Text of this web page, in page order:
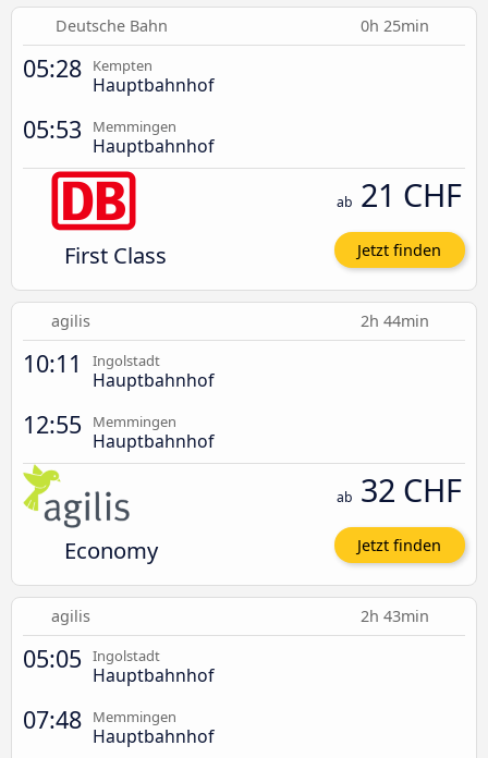
Deutsche Bahn 0h 25min
05:28 Kempten
Hauptbahnhof
05:53 Memmingen
Hauptbahnhof
First Class
ab 21 CHF
Jetzt finden
agilis 2h 44min
10:11 Ingolstadt
Hauptbahnhof
12:55 Memmingen
Hauptbahnhof
Economy
ab 32 CHF
Jetzt finden
agilis 2h 43min
05:05 Ingolstadt
Hauptbahnhof
07:48 Memmingen
Hauptbahnhof